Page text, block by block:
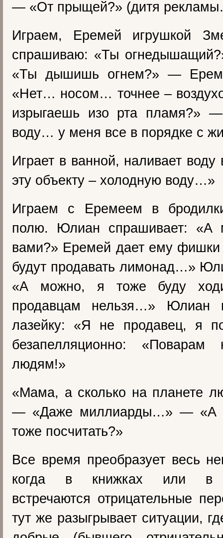
— «От прыщей?» (дитя
Играем, Еремей игрушкой
спрашиваю: «Ты
«Ты дышишь огнем?» —
«Нет… носом… точнее –
изрыгаешь изо рта пламя?»
воду… у меня все в порядке с
Играет в ванной, наливает
эту объекту – холодную воду…»
Играем с Еремеем в
полю. Юлиан спрашивает:
вами?» Еремей дает ему фишки
будут продавать лимонад…»
«А можно, я тоже буду
продавцам нельзя…» Юлиан
лазейку: «Я не продавец, я
безапелляционно:
людям!»
«Мама, а сколько на планете
— «Даже миллиарды…» — «А
тоже посчитать?»
Все время преобразует весь
когда в книжках или в
встречаются отрицательные
тут же разыгрывает ситуации,